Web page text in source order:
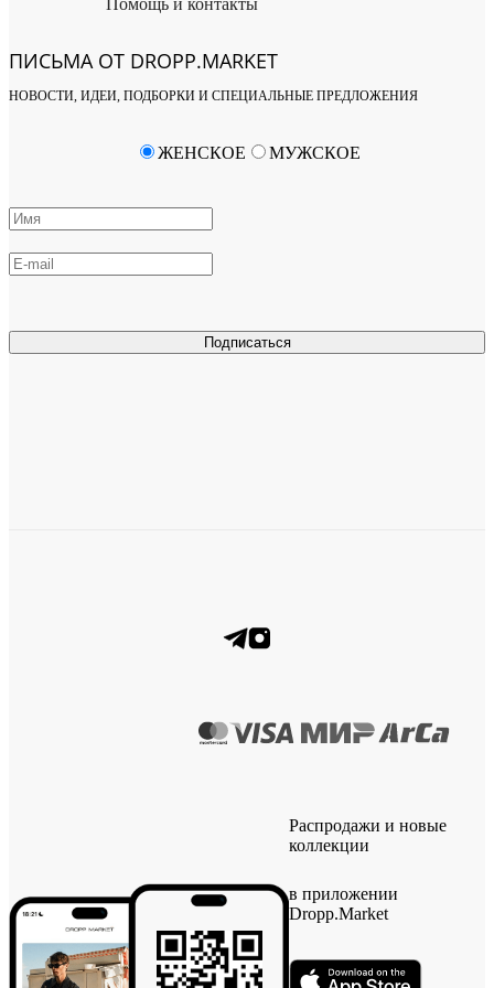
Помощь и контакты
ПИСЬМА ОТ DROPP.MARKET
НОВОСТИ, ИДЕИ, ПОДБОРКИ И СПЕЦИАЛЬНЫЕ ПРЕДЛОЖЕНИЯ
Подписаться
ЖЕНСКОЕ МУЖСКОЕ
Распродажи и новые
коллекции
в приложении
Dropp.Market